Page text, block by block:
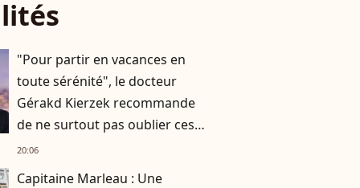
"Pour partir en vacances en
toute sérénité", le docteur
Gérakd Kierzek recommande
de ne surtout pas oublier ces
indispensables
20:06
Capitaine Marleau : Une